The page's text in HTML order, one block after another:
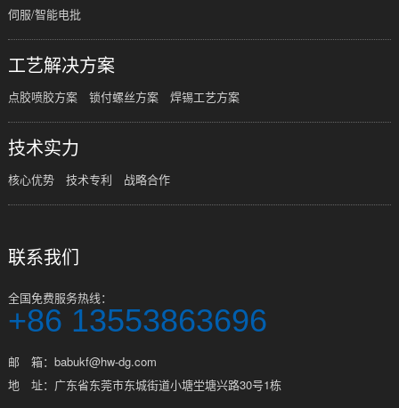
伺服/智能电批
工艺解决方案
点胶喷胶方案 锁付螺丝方案 焊锡工艺方案
技术实力
核心优势 技术专利 战略合作
联系我们
全国免费服务热线：
+86 13553863696
邮 箱：babukf@hw-dg.com
地 址：广东省东莞市东城街道小塘坣塘兴路30号1栋